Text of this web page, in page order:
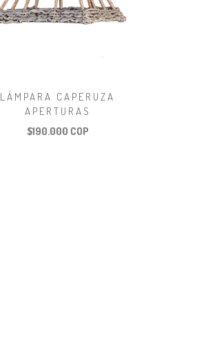
LÁMPARA CAPERUZA
APERTURAS
$190.000 COP